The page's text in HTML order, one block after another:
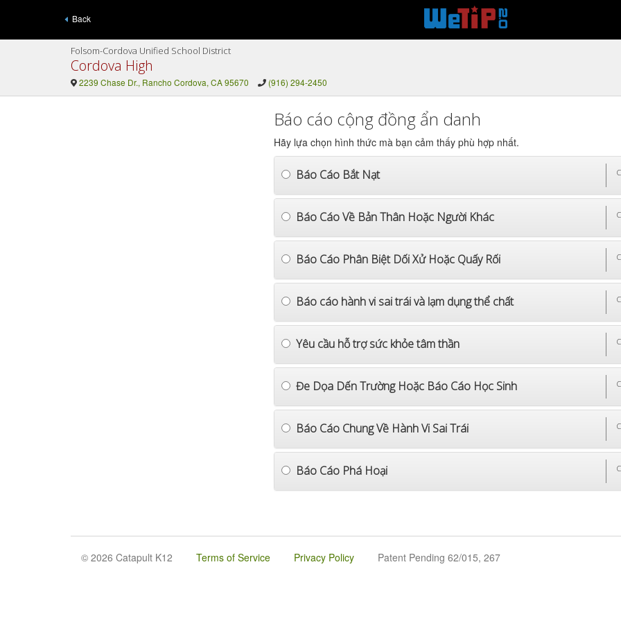
Back
Folsom-Cordova Unified School District
Cordova High
2239 Chase Dr., Rancho Cordova, CA 95670 (916) 294-2450
Báo cáo cộng đồng ẩn danh
Hãy lựa chọn hình thức mà bạn cảm thấy phù hợp nhất.
Báo Cáo Bắt Nạt
Báo Cáo Về Bản Thân Hoặc Người Khác
Báo Cáo Phân Biệt Dối Xử Hoặc Quấy Rối
Báo cáo hành vi sai trái và lạm dụng thể chất
Yêu cầu hỗ trợ sức khỏe tâm thần
Đe Dọa Dến Trường Hoặc Báo Cáo Học Sinh
Báo Cáo Chung Về Hành Vi Sai Trái
Báo Cáo Phá Hoại
© 2026 Catapult K12 Terms of Service Privacy Policy Patent Pending 62/015, 267